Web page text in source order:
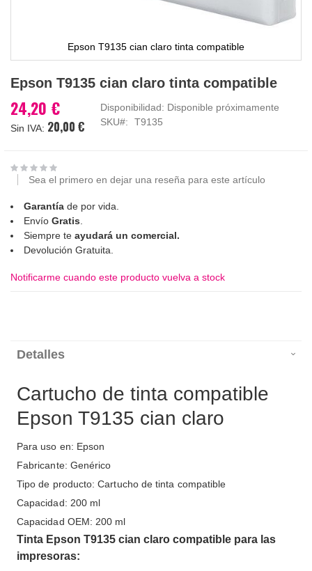
Epson T9135 cian claro tinta compatible
al
de
la
imágenes
Epson T9135 cian claro tinta compatible
24,20 €
20,00 €
Disponibilidad: Disponible próximamente
SKU
T9135
Sea el primero en dejar una reseña para este artículo
Garantía de por vida.
Envío Gratis.
Siempre te ayudará un comercial.
Devolución Gratuita.
Notificarme cuando este producto vuelva a stock
Detalles
Cartucho de tinta compatible
Epson T9135 cian claro
Para uso en: Epson
Fabricante: Genérico
Tipo de producto: Cartucho de tinta compatible
Capacidad: 200 ml
Capacidad OEM: 200 ml
Tinta Epson T9135 cian claro compatible para las
impresoras: